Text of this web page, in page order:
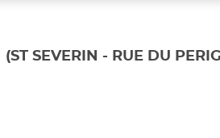
(ST SEVERIN - RUE DU